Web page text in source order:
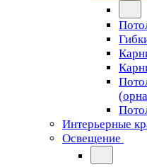
Интерьерные
Освещение